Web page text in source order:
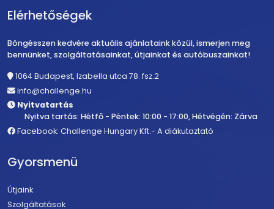
Elérhetőségek
Böngésszen kedvére aktuális ajánlataink közül, ismerjen meg
bennünket, szolgáltatásainkat, útjainkat és autóbuszainkat!
1064 Budapest, Izabella utca 78. fsz.2
info@challenge.hu
Nyitvatartás
Nyitva tartás: Hétfő - Péntek: 10:00 - 17:00, Hétvégén: Zárva
Facebook: Challenge Hungary Kft.- A diákutaztató
Gyorsmenü
Útjaink
Szolgáltatások